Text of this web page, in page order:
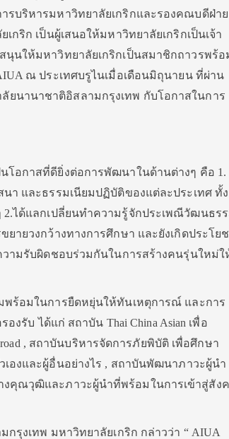
รบริหารมหาวิทยาลัยเกริกและรองคณบดีฝ่าย
ริก เป็นผู้เสนอให้มหาวิทยาลัยเกริกเป็นเจ้า
นให้มหาวิทยาลัยเกริกเป็นสมาชิกถาวรพร้อ
ณ ประเทศบรูไนเมื่อเดือนมิถุนายน ที่ผ่าน
ยนานาชาติอิสลามกรุงเทพ กับโอกาสในการ
โอกาสที่ดียิ่งต่อการพัฒนาในด้านต่างๆ คือ 1.
า และธรรมเนียมปฏิบัติของแต่ละประเทศ ทั้ง
ได้แลกเปลี่ยนทำความรู้จักประเพณีวัฒนธร
ายวงกว้างทางการศึกษา และยังเกิดประโย
ามรับผิดชอบร่วมกันในการสร้างคนรุ่นใหม่ใ
พร้อมในการยืดหยุ่นให้ทันเหตุการณ์ และการ
งรับ ได้แก่ สถาบัน Thai China Asian เพื่อ
, สถาบันบริหารจัดการภัยพิบัติ เพื่อศึกษา
องและผู้อื่นอย่างไร , สถาบันพัฒนาภาวะผู้นำ
คุณวุฒิและภาวะผู้นำที่พร้อมในการเข้าสู่สัง
งเทพ มหาวิทยาลัยเกริก กล่าวว่า “ AIUA